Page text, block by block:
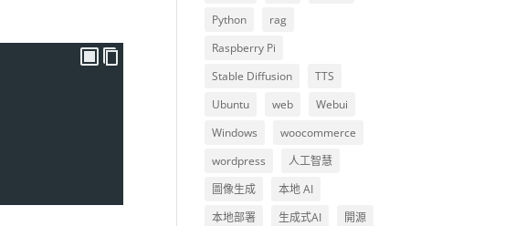
Python
rag
Raspberry Pi
Stable Diffusion
TTS
Ubuntu
web
Webui
Windows
woocommerce
wordpress
人工智慧
圖像生成
本地 AI
本地部署
生成式AI 開源